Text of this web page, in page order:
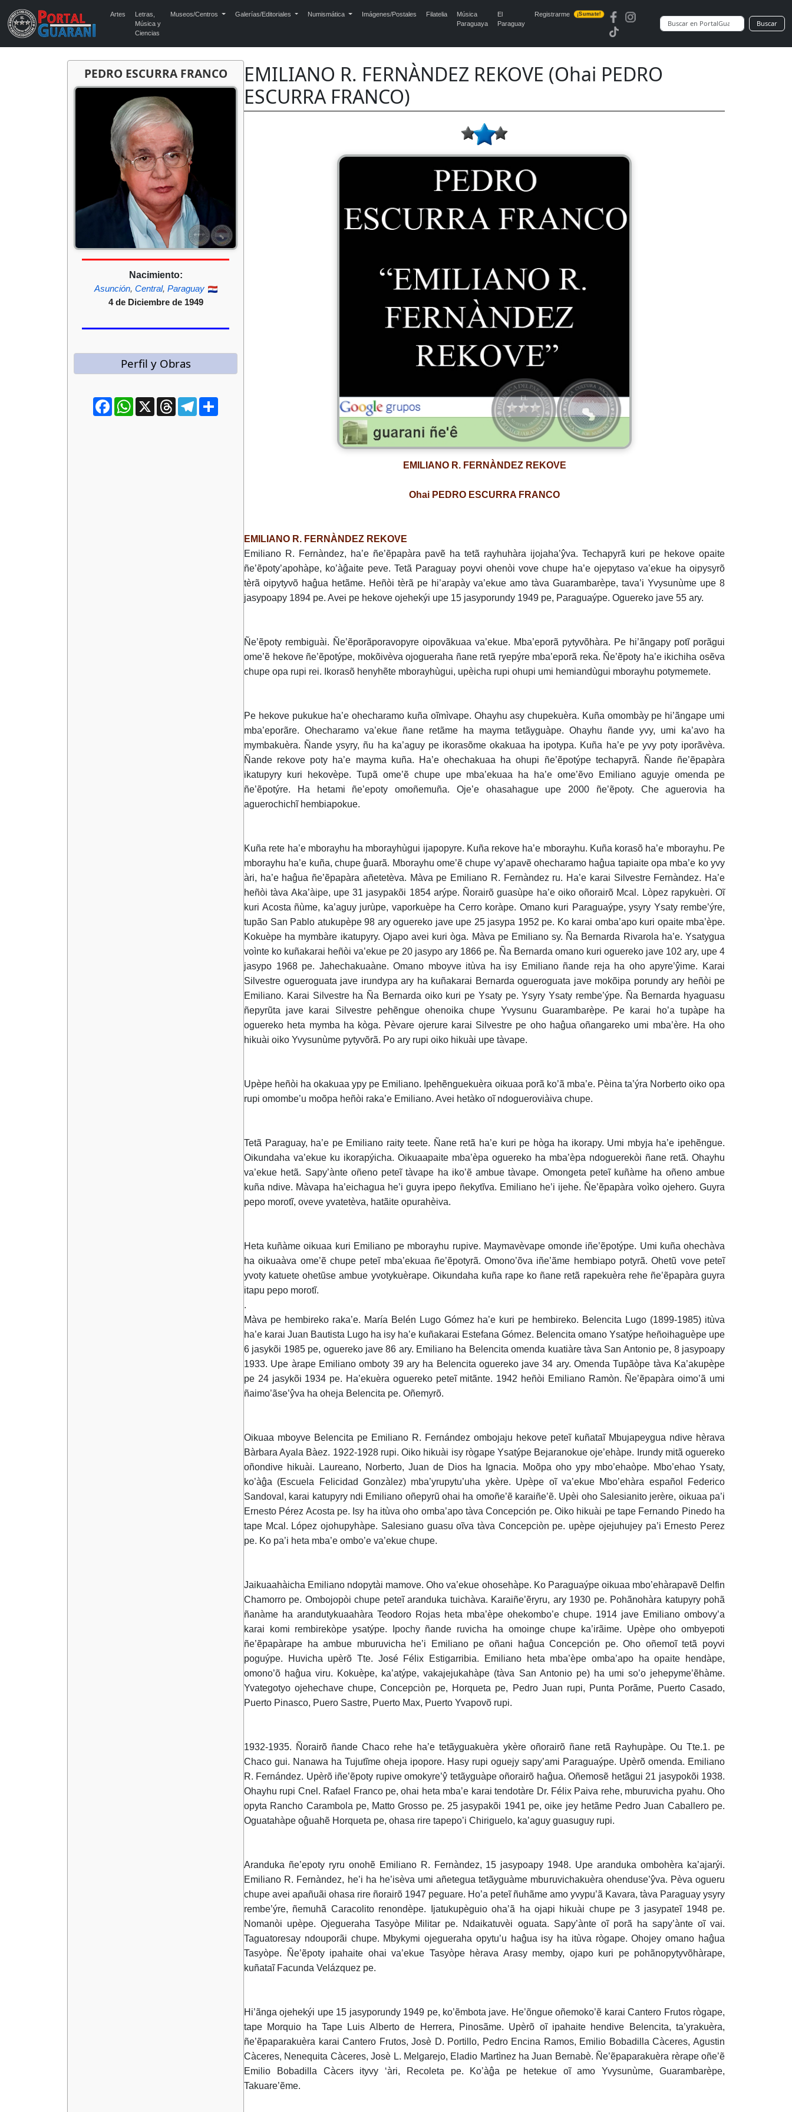
Artes
Letras,
Música y
Ciencias
Museos/Centros Galerías/Editoriales Numismática Imágenes/Postales Filatelia
Música
Paraguaya
El
Paraguay
Registrarme ¡Sumate!
Buscar
PEDRO ESCURRA FRANCO
Nacimiento:
Asunción, Central, Paraguay
4 de Diciembre de 1949
Perfil y Obras
FacebookWhatsApp
X ThreadsTelegram
EMILIANO R. FERNÀNDEZ REKOVE (Ohai PEDRO
ESCURRA FRANCO)
EMILIANO R. FERNÀNDEZ REKOVE
Ohai PEDRO ESCURRA FRANCO
EMILIANO R. FERNÀNDEZ REKOVE
Emiliano R. Fernàndez, ha’e ñe’ẽpapàra pavẽ ha tetã rayhuhàra ijojaha’ŷva. Techapyrã kuri pe hekove opaite
ñe’ẽpoty’apohàpe, ko’àĝaite peve. Tetã Paraguay poyvi ohenòi vove chupe ha’e ojepytaso va’ekue ha oipysyrõ
tèrã oipytyvõ haĝua hetãme. Heñòi tèrã pe hi’arapày va’ekue amo tàva Guarambarèpe, tava’i Yvysunùme upe 8
jasypoapy 1894 pe. Avei pe hekove ojehekýi upe 15 jasyporundy 1949 pe, Paraguaýpe. Oguereko jave 55 ary.
Ñe’ẽpoty rembiguài. Ñe’ẽporãporavopyre oipovãkuaa va’ekue. Mba’eporã pytyvõhàra. Pe hi’ãngapy potĩ porãgui
ome’ẽ hekove ñe’ẽpotýpe, mokõivèva ojogueraha ñane retã ryepýre mba’eporã reka. Ñe’ẽpoty ha’e ikichiha osẽva
chupe opa rupi rei. Ikorasõ henyhẽte mborayhùgui, upèicha rupi ohupi umi hemiandùgui mborayhu potymemete.
Pe hekove pukukue ha’e ohecharamo kuña oĩmìvape. Ohayhu asy chupekuèra. Kuña omombày pe hi’ãngape umi
mba’eporãre. Ohecharamo va’ekue ñane retãme ha mayma tetãyguàpe. Ohayhu ñande yvy, umi ka’avo ha
mymbakuèra. Ñande ysyry, ñu ha ka’aguy pe ikorasõme okakuaa ha ipotypa. Kuña ha’e pe yvy poty iporãvèva.
Ñande rekove poty ha’e mayma kuña. Ha’e ohechakuaa ha ohupi ñe’ẽpotýpe techapyrã. Ñande ñe’ẽpapàra
ikatupyry kuri hekovèpe. Tupã ome’ẽ chupe upe mba’ekuaa ha ha’e ome’ẽvo Emiliano aguyje omenda pe
ñe’ẽpotýre. Ha hetami ñe’epoty omoñemuña. Oje’e ohasahague upe 2000 ñe’ẽpoty. Che aguerovia ha
aguerochichĩ hembiapokue.
Kuña rete ha’e mborayhu ha mborayhùgui ijapopyre. Kuña rekove ha’e mborayhu. Kuña korasõ ha’e mborayhu. Pe
mborayhu ha’e kuña, chupe ĝuarã. Mborayhu ome’ẽ chupe vy’apavẽ ohecharamo haĝua tapiaite opa mba’e ko yvy
àri, ha’e haĝua ñe’ẽpapàra añetetèva. Màva pe Emiliano R. Fernàndez ru. Ha’e karai Silvestre Fernàndez. Ha’e
heñòi tàva Aka’àipe, upe 31 jasypakõi 1854 arýpe. Ñorairõ guasùpe ha’e oiko oñorairõ Mcal. Lòpez rapykuèri. Oĩ
kuri Acosta ñùme, ka’aguy jurùpe, vaporkuèpe ha Cerro koràpe. Omano kuri Paraguaýpe, ysyry Ysaty rembe’ýre,
tupão San Pablo atukupèpe 98 ary oguereko jave upe 25 jasypa 1952 pe. Ko karai omba’apo kuri opaite mba’èpe.
Kokuèpe ha mymbàre ikatupyry. Ojapo avei kuri òga. Màva pe Emiliano sy. Ña Bernarda Rivarola ha’e. Ysatygua
voìnte ko kuñakarai heñòi va’ekue pe 20 jasypo ary 1866 pe. Ña Bernarda omano kuri oguereko jave 102 ary, upe 4
jasypo 1968 pe. Jahechakuaàne. Omano mboyve itùva ha isy Emiliano ñande reja ha oho apyre’ŷime. Karai
Silvestre ogueroguata jave irundypa ary ha kuñakarai Bernarda ogueroguata jave mokõipa porundy ary heñòi pe
Emiliano. Karai Silvestre ha Ña Bernarda oiko kuri pe Ysaty pe. Ysyry Ysaty rembe’ýpe. Ña Bernarda hyaguasu
ñepyrũta jave karai Silvestre pehẽngue ohenoika chupe Yvysunu Guarambarèpe. Pe karai ho’a tupàpe ha
oguereko heta mymba ha kòga. Pèvare ojerure karai Silvestre pe oho haĝua oñangareko umi mba’ère. Ha oho
hikuài oiko Yvysunùme pytyvõrã. Po ary rupi oiko hikuài upe tàvape.
Upèpe heñòi ha okakuaa ypy pe Emiliano. Ipehẽnguekuèra oikuaa porã ko’ã mba’e. Pèina ta’ýra Norberto oiko opa
rupi omombe’u moõpa heñòi raka’e Emiliano. Avei hetàko oĩ ndogueroviàiva chupe.
Tetã Paraguay, ha’e pe Emiliano raity teete. Ñane retã ha’e kuri pe hòga ha ikorapy. Umi mbyja ha’e ipehẽngue.
Oikundaha va’ekue ku ikorapýicha. Oikuaapaite mba’èpa oguereko ha mba’èpa ndoguerekòi ñane retã. Ohayhu
va’ekue hetã. Sapy’ànte oñeno peteĩ tàvape ha iko’ẽ ambue tàvape. Omongeta peteĩ kuñàme ha oñeno ambue
kuña ndive. Màvapa ha’eichagua he’i guyra ipepo ñekytĩva. Emiliano he’i ijehe. Ñe’ẽpapàra voìko ojehero. Guyra
pepo morotĩ, oveve yvatetèva, hatãite opurahèiva.
Heta kuñàme oikuaa kuri Emiliano pe mborayhu rupive. Maymavèvape omonde iñe’ẽpotýpe. Umi kuña ohechàva
ha oikuaàva ome’ẽ chupe peteĩ mba’ekuaa ñe’ẽpotyrã. Omono’õva iñe’ãme hembiapo potyrã. Ohetũ vove peteĩ
yvoty katuete ohetũse ambue yvotykuèrape. Oikundaha kuña rape ko ñane retã rapekuèra rehe ñe’ẽpapàra guyra
itapu pepo morotĩ.
.
Màva pe hembireko raka’e. María Belén Lugo Gómez ha’e kuri pe hembireko. Belencita Lugo (1899-1985) itùva
ha’e karai Juan Bautista Lugo ha isy ha’e kuñakarai Estefana Gómez. Belencita omano Ysatýpe heñoihaguèpe upe
6 jasykõi 1985 pe, oguereko jave 86 ary. Emiliano ha Belencita omenda kuatiàre tàva San Antonio pe, 8 jasypoapy
1933. Upe àrape Emiliano omboty 39 ary ha Belencita oguereko jave 34 ary. Omenda Tupãòpe tàva Ka’akupèpe
pe 24 jasykõi 1934 pe. Ha’ekuèra oguereko peteĩ mitãnte. 1942 heñòi Emiliano Ramòn. Ñe’ẽpapàra oimo’ã umi
ñaimo’ãse’ŷva ha oheja Belencita pe. Oñemyrõ.
Oikuaa mboyve Belencita pe Emiliano R. Fernández ombojaju hekove peteĩ kuñataĩ Mbujapeygua ndive hèrava
Bàrbara Ayala Bàez. 1922-1928 rupi. Oiko hikuài isy rògape Ysatýpe Bejaranokue oje’ehàpe. Irundy mitã oguereko
oñondive hikuài. Laureano, Norberto, Juan de Dios ha Ignacia. Moõpa oho ypy mbo’ehaòpe. Mbo’ehao Ysaty,
ko’àĝa (Escuela Felicidad Gonzàlez) mba’yrupytu’uha ykère. Upèpe oĩ va’ekue Mbo’ehàra español Federico
Sandoval, karai katupyry ndi Emiliano oñepyrũ ohai ha omoñe’ẽ karaiñe’ẽ. Upèi oho Salesianito jerère, oikuaa pa’i
Ernesto Pérez Acosta pe. Isy ha itùva oho omba’apo tàva Concepción pe. Oiko hikuài pe tape Fernando Pinedo ha
tape Mcal. López ojohupyhàpe. Salesiano guasu oĩva tàva Concepciòn pe. upèpe ojejuhujey pa’i Ernesto Perez
pe. Ko pa’i heta mba’e ombo’e va’ekue chupe.
Jaikuaahàicha Emiliano ndopytài mamove. Oho va’ekue ohosehàpe. Ko Paraguaýpe oikuaa mbo’ehàrapavẽ Delfin
Chamorro pe. Ombojopòi chupe peteĩ aranduka tuichàva. Karaiñe’ẽryru, ary 1930 pe. Pohãnohàra katupyry pohã
ñanàme ha arandutykuaahàra Teodoro Rojas heta mba’èpe ohekombo’e chupe. 1914 jave Emiliano ombovy’a
karai komi rembirekòpe ysatýpe. Ipochy ñande ruvicha ha omoinge chupe ka’irãime. Upèpe oho ombyepoti
ñe’ẽpapàrape ha ambue mburuvicha he’i Emiliano pe oñani haĝua Concepción pe. Oho oñemoĩ tetã poyvi
poguýpe. Huvicha upèrõ Tte. José Félix Estigarribia. Emiliano heta mba’èpe omba’apo ha opaite hendàpe,
omono’õ haĝua viru. Kokuèpe, ka’atýpe, vakajejukahàpe (tàva San Antonio pe) ha umi so’o jehepyme’ẽhàme.
Yvategotyo ojehechave chupe, Concepciòn pe, Horqueta pe, Pedro Juan rupi, Punta Porãme, Puerto Casado,
Puerto Pinasco, Puero Sastre, Puerto Max, Puerto Yvapovõ rupi.
1932-1935. Ñorairõ ñande Chaco rehe ha’e tetãyguakuèra ykère oñorairõ ñane retã Rayhupàpe. Ou Tte.1. pe
Chaco gui. Nanawa ha Tujutĩme oheja ipopore. Hasy rupi oguejy sapy’ami Paraguaýpe. Upèrõ omenda. Emiliano
R. Fernández. Upèrõ iñe’ẽpoty rupive omokyre’ŷ tetãyguàpe oñorairõ haĝua. Oñemosẽ hetãgui 21 jasypokõi 1938.
Ohayhu rupi Cnel. Rafael Franco pe, ohai heta mba’e karai tendotàre Dr. Félix Paiva rehe, mburuvicha pyahu. Oho
opyta Rancho Carambola pe, Matto Grosso pe. 25 jasypakõi 1941 pe, oike jey hetãme Pedro Juan Caballero pe.
Oguatahàpe oĝuahẽ Horqueta pe, ohasa rire tapepo’i Chiriguelo, ka’aguy guasuguy rupi.
Aranduka ñe’epoty ryru onohẽ Emiliano R. Fernàndez, 15 jasypoapy 1948. Upe aranduka ombohèra ka’ajarýi.
Emiliano R. Fernàndez, he’i ha he’isèva umi añetegua tetãyguàme mburuvichakuèra ohenduse’ŷva. Pèva ogueru
chupe avei apañuãi ohasa rire ñorairõ 1947 peguare. Ho’a peteĩ ñuhãme amo yvypu’ã Kavara, tàva Paraguay ysyry
rembe’ýre, ñemuhã Caracolito renondèpe. Ijatukupèguio oha’ã ha ojapi hikuài chupe pe 3 jasypateĩ 1948 pe.
Nomanòi upèpe. Ojegueraha Tasyòpe Militar pe. Ndaikatuvèi oguata. Sapy’ànte oĩ porã ha sapy’ànte oĩ vai.
Taguatoresay ndouporãi chupe. Mbykymi ojegueraha opytu’u haĝua isy ha itùva rògape. Ohojey omano haĝua
Tasyòpe. Ñe’ẽpoty ipahaite ohai va’ekue Tasyòpe hèrava Arasy memby, ojapo kuri pe pohãnopytyvõhàrape,
kuñataĩ Facunda Velázquez pe.
Hi’ãnga ojehekýi upe 15 jasyporundy 1949 pe, ko’ẽmbota jave. He’õngue oñemoko’ẽ karai Cantero Frutos rògape,
tape Morquio ha Tape Luis Alberto de Herrera, Pinosãme. Upèrõ oĩ ipahaite hendive Belencita, ta’yrakuèra,
ñe’ẽpaparakuèra karai Cantero Frutos, Josè D. Portillo, Pedro Encina Ramos, Emilio Bobadilla Càceres, Agustin
Càceres, Nenequita Càceres, Josè L. Melgarejo, Eladio Martìnez ha Juan Bernabè. Ñe’ẽpaparakuèra rèrape oñe’ẽ
Emilio Bobadilla Càcers ityvy ‘àri, Recoleta pe. Ko’àĝa pe hetekue oĩ amo Yvysunùme, Guarambarèpe,
Takuare’ẽme.